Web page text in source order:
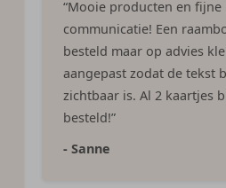
“Mooie producten en fijne
communicatie! Een
besteld maar op advies
aangepast zodat de tekst
zichtbaar is. Al 2 kaartjes
besteld!”
- Sanne